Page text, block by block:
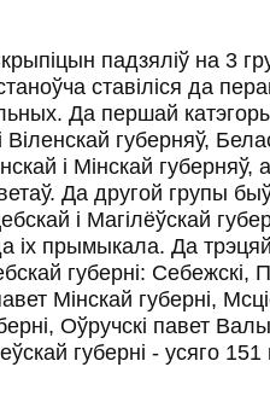
падзяліў на 3
ставіліся да
Да першай
губерняў,
і Мінскай губерняў,
Да другой групы
і Магілёўскай
іх прымыкала. Да
губерні: Себежскі,
Мінскай губерні,
Оўручскі павет
губерні - усяго